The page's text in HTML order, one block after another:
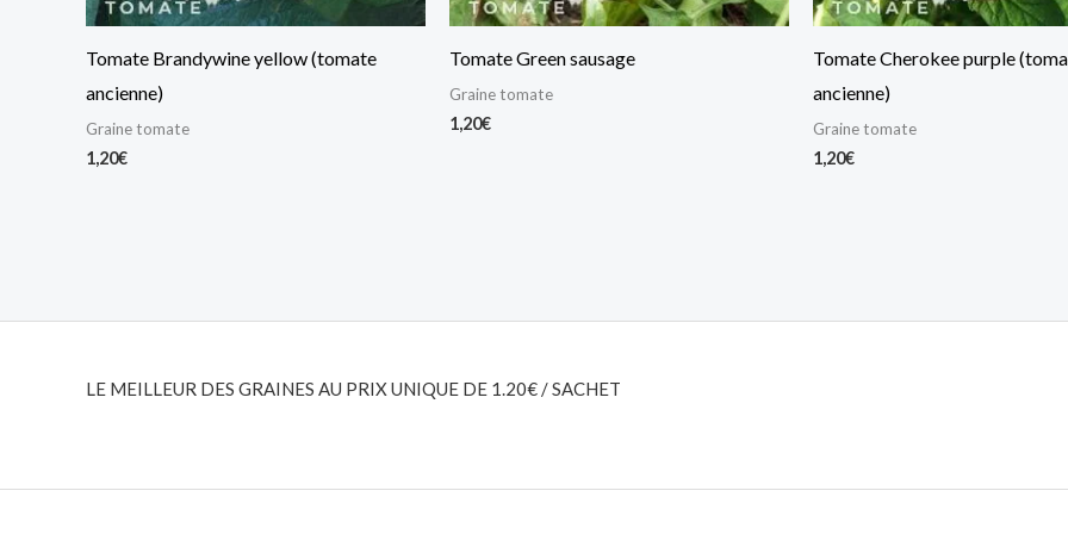
Tomate Brandywine yellow (tomate
ancienne)
Graine tomate
1,20€
Tomate Green sausage
Graine tomate
1,20€
Tomate Cherokee purple
ancienne)
Graine tomate
1,20€
LE MEILLEUR DES GRAINES AU PRIX UNIQUE DE 1.20€ / SACHET